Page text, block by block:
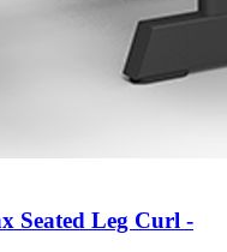
Seated Leg Curl -